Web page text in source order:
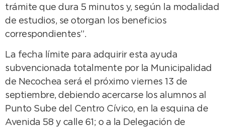
trámite que dura 5 minutos y, según la modalidad
de estudios, se otorgan los beneficios
correspondientes”.
La fecha límite para adquirir esta ayuda
subvencionada totalmente por la Municipalidad
de Necochea será el próximo viernes 13 de
septiembre, debiendo acercarse los alumnos al
Punto Sube del Centro Cívico, en la esquina de
Avenida 58 y calle 61; o a la Delegación de